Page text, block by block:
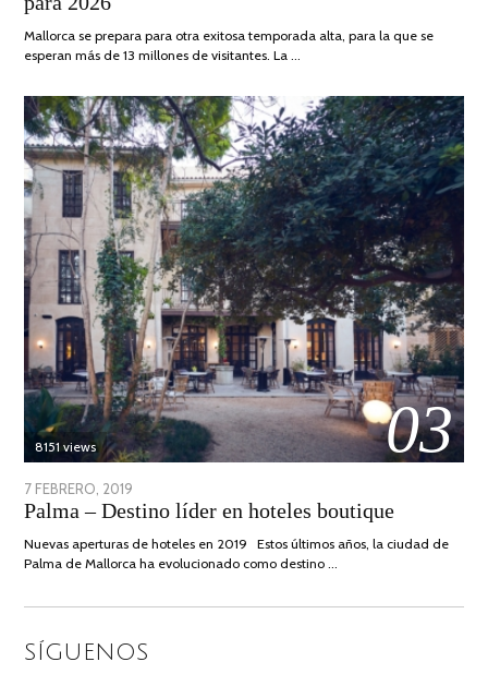
Mallorca se prepara para otra exitosa temporada alta, para la que se
esperan más de 13 millones de visitantes. La …
03
8151 views
POSTED
ON
7 FEBRERO, 2019
JUNIO,
Palma – Destino líder en hoteles boutique
Nuevas aperturas de hoteles en 2019 Estos últimos años, la ciudad de
Palma de Mallorca ha evolucionado como destino …
SÍGUENOS